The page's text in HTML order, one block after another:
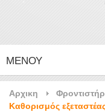
ΜΕΝΟΎ
Αρχικη
Καθορισμός